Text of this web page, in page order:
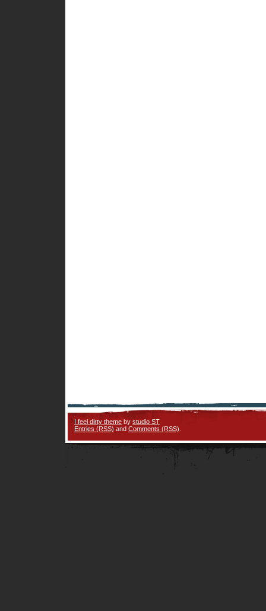
I feel dirty theme by studio ST
Entries (RSS) and Comments (RSS)